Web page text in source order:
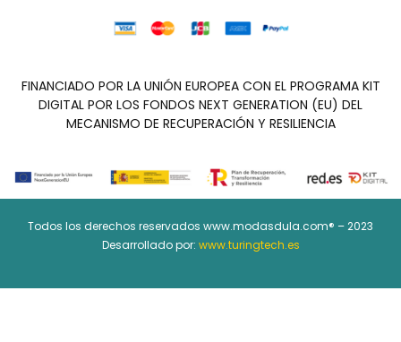
FINANCIADO POR LA UNIÓN EUROPEA CON EL PROGRAMA KIT
DIGITAL POR LOS FONDOS NEXT GENERATION (EU) DEL
MECANISMO DE RECUPERACIÓN Y RESILIENCIA
Todos los derechos reservados www.modasdula.com® – 2023
Desarrollado por: www.turingtech.es